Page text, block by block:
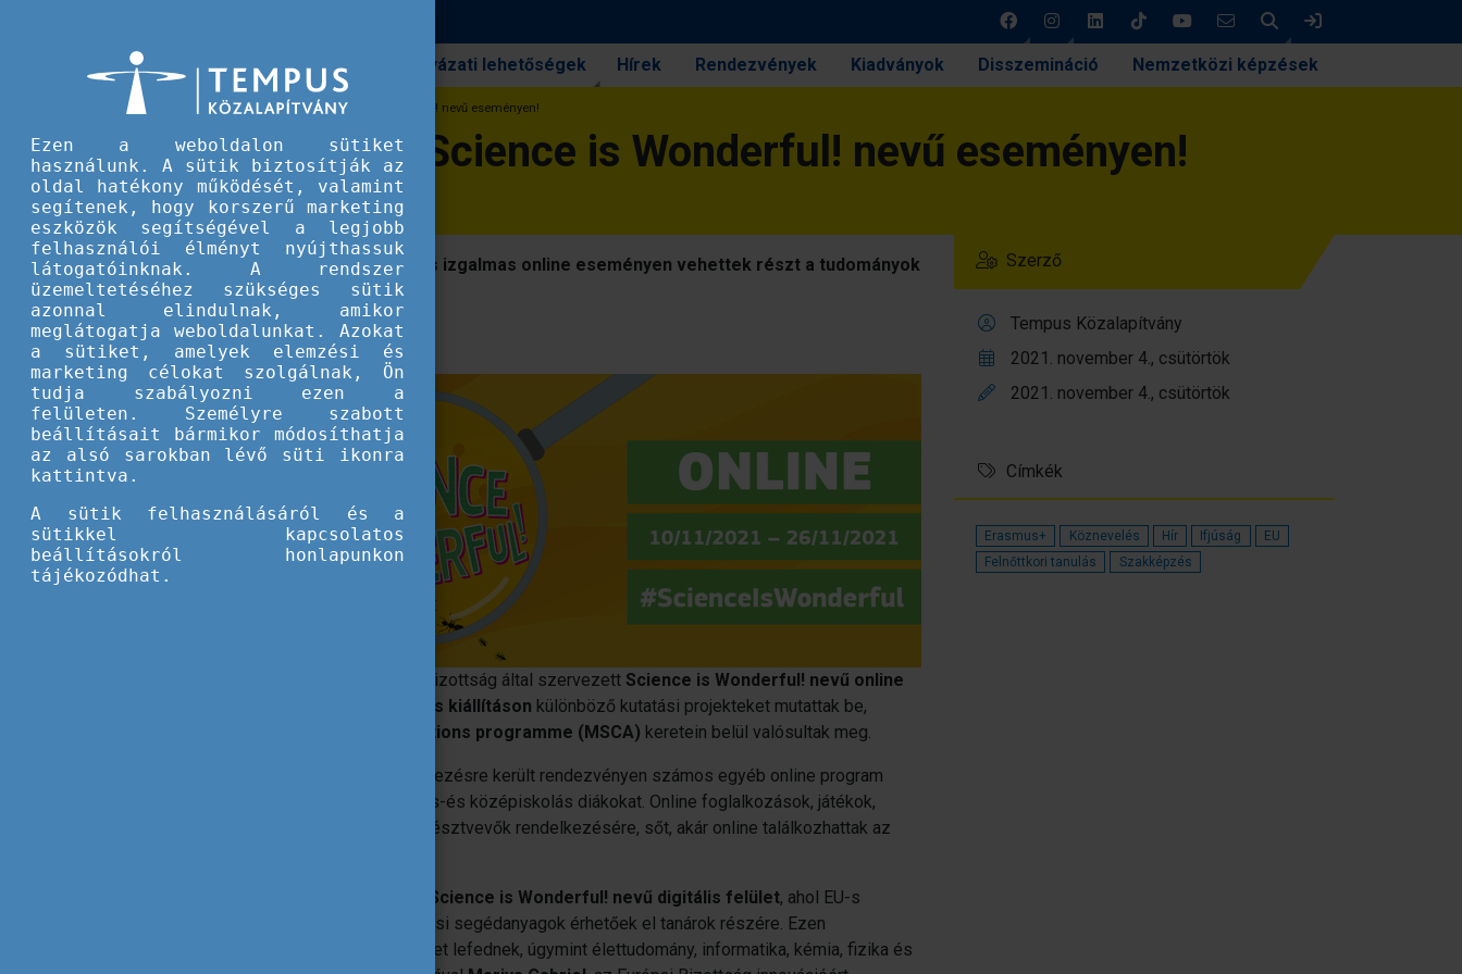
Keresés
Pályázati lehetőségek Hírek Rendezvények Kiadványok Disszemináció Nemzetközi képzések
Vegyen részt a Science is Wonderful! nevű eseményen!
Vegyen részt a Science is Wonderful! nevű eseményen!
2021. november 22-26 között számos izgalmas online eseményen vehettek részt a tudományok
iránt érdeklődők.
2021-ben is megrendezték az Európai Bizottság által szervezett Science is Wonderful! nevű online
virtuális kiállításon különböző kutatási projekteket mutattak be,
Marie Skłodowska-Curie Actions programme (MSCA) keretein belül valósultak meg.
között megrendezésre került rendezvényen számos egyéb online program
várta továbbá a tanárokat, és az általános-és középiskolás diákokat. Online foglalkozások, játékok,
videók, oktatási segédanyagok álltak a résztvevők rendelkezésére, sőt, akár online találkozhattak az
Science is Wonderful! nevű digitális felület, ahol EU-s
kutatási projektekhez kapcsolódó oktatási segédanyagok érhetőek el tanárok részére. Ezen
segédanyagok számos tudományterületet lefednek, úgymint élettudomány, informatika, kémia, fizika és
Szerző
Tempus Közalapítvány
2021. november 4., csütörtök
2021. november 4., csütörtök
Címkék
Erasmus+ Köznevelés Hír Ifjúság
EU
Felnőttkori tanulás
Szakképzés
Ezen a weboldalon sütiket
használunk. A sütik biztosítják az
oldal hatékony működését, valamint
segítenek, hogy korszerű marketing
eszközök segítségével a legjobb
felhasználói élményt nyújthassuk
látogatóinknak. A rendszer
üzemeltetéséhez szükséges sütik
azonnal elindulnak, amikor
meglátogatja weboldalunkat. Azokat
a sütiket, amelyek elemzési és
marketing célokat szolgálnak, Ön
tudja szabályozni ezen a
felületen. Személyre szabott
beállításait bármikor módosíthatja
az alsó sarokban lévő süti ikonra
kattintva.
A sütik felhasználásáról és a
sütikkel kapcsolatos
beállításokról honlapunkon
tájékozódhat.